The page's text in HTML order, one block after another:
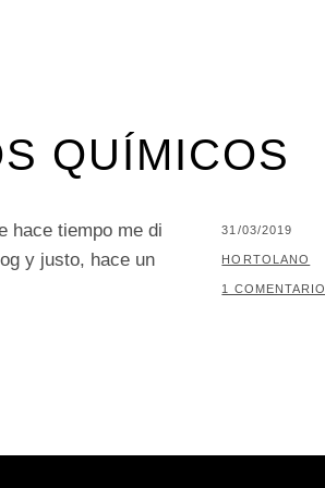
QUÍMICOS
hace tiempo me di
y justo, hace un
PUBLICADO
EL
31/03/2019
POR
HORTOLANO
1 COMENTARIO